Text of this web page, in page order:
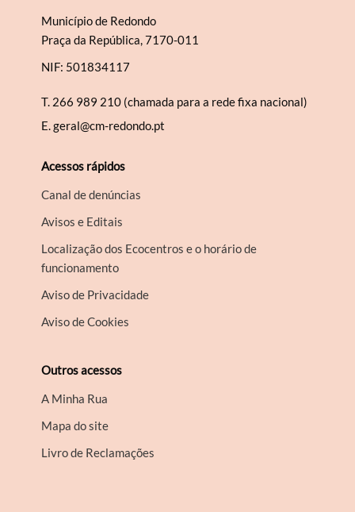
Município de Redondo
Praça da República, 7170-011
NIF: 501834117
T. 266 989 210 (chamada para a rede fixa nacional)
E.geral@cm-redondo.pt
Acessos rápidos
Canal de denúncias
Avisos e Editais
Localização dos Ecocentros e o horário de
funcionamento
Aviso de Privacidade
Aviso de Cookies
Outros acessos
A Minha Rua
Mapa do site
Livro de Reclamações